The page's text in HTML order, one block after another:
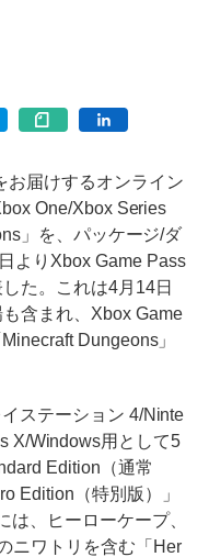
届けするオンライン
One/Xbox Series
」を、パッケージ/ダ
よりXbox Game Pass
た。これは4月14日
含まれ、Xbox Game
Dungeons」
ステーション 4/Ninte
X/Windows用として5
Edition（通常
Edition（特別版）」
、ヒーローケープ、
ニワトリを含む「Her